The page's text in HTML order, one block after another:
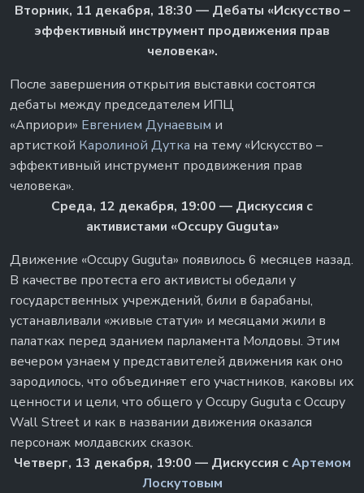
Вторник, 11 декабря, 18:30 — Дебаты «Искусство –
эффективный инструмент продвижения прав
человека».
После завершения открытия выставки состоятся
дебаты между председателем ИПЦ
«Априори» Евгением Дунаевым и
артисткой Каролиной Дутка на тему «Искусство –
эффективный инструмент продвижения прав
человека».
Среда, 12 декабря, 19:00 — Дискуссия с
активистами «Occupy Guguta»
Движение «Occupy Guguta» появилось 6 месяцев назад.
В качестве протеста его активисты обедали у
государственных учреждений, били в барабаны,
устанавливали «живые статуи» и месяцами жили в
палатках перед зданием парламента Молдовы. Этим
вечером узнаем у представителей движения как оно
зародилось, что объединяет его участников, каковы их
ценности и цели, что общего у Occupy Guguta с Occupy
Wall Street и как в названии движения оказался
персонаж молдавских сказок.
Четверг, 13 декабря, 19:00 — Дискуссия сАртемом
Лоскутовым